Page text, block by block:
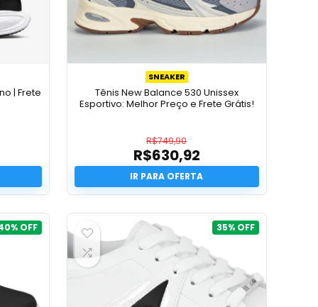
| Frete
SNEAKER
Tênis New Balance 530 Unissex
Esportivo: Melhor Preço e Frete Grátis!
R$749,90
O
preço
original
era:
R$749,90.
R$630,92
O
preço
atual
é:
R$630,92.
35%